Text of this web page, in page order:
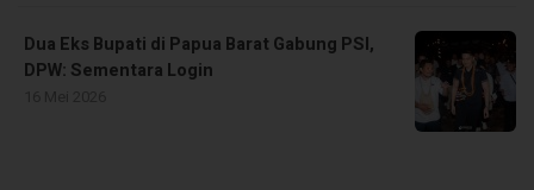
Dua Eks Bupati di Papua Barat Gabung PSI,
DPW: Sementara Login